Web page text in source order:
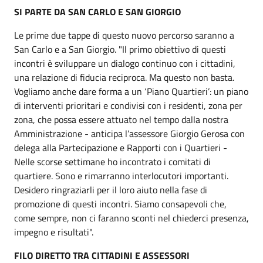
SI PARTE DA SAN CARLO E SAN GIORGIO
Le prime due tappe di questo nuovo percorso saranno a
San Carlo e a San Giorgio. "Il primo obiettivo di questi
incontri è sviluppare un dialogo continuo con i cittadini,
una relazione di fiducia reciproca. Ma questo non basta.
Vogliamo anche dare forma a un ‘Piano Quartieri’: un piano
di interventi prioritari e condivisi con i residenti, zona per
zona, che possa essere attuato nel tempo dalla nostra
Amministrazione - anticipa l’assessore Giorgio Gerosa con
delega alla Partecipazione e Rapporti con i Quartieri -
Nelle scorse settimane ho incontrato i comitati di
quartiere. Sono e rimarranno interlocutori importanti.
Desidero ringraziarli per il loro aiuto nella fase di
promozione di questi incontri. Siamo consapevoli che,
come sempre, non ci faranno sconti nel chiederci presenza,
impegno e risultati".
FILO DIRETTO TRA CITTADINI E ASSESSORI